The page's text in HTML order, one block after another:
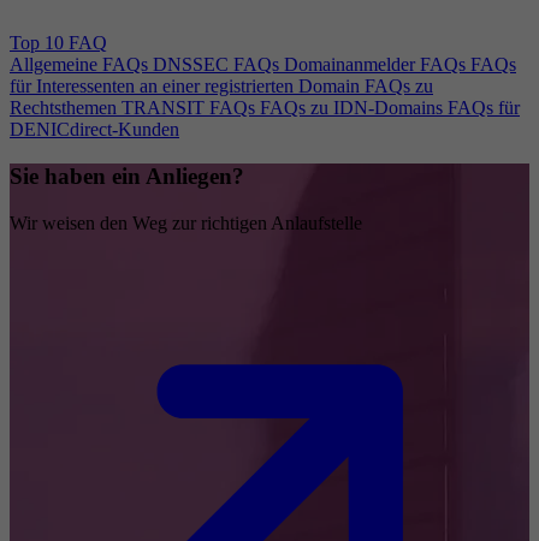
Top 10 FAQ
Allgemeine FAQs DNSSEC FAQs Domainanmelder FAQs FAQs
für Interessenten an einer registrierten Domain FAQs zu
Rechtsthemen TRANSIT FAQs FAQs zu IDN-Domains FAQs für
DENICdirect-Kunden
Sie haben ein Anliegen?
Wir weisen den Weg zur richtigen Anlaufstelle